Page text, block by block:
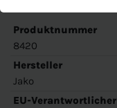
Produktnummer
8420
Hersteller
Jako
EU-Verantwortlicher